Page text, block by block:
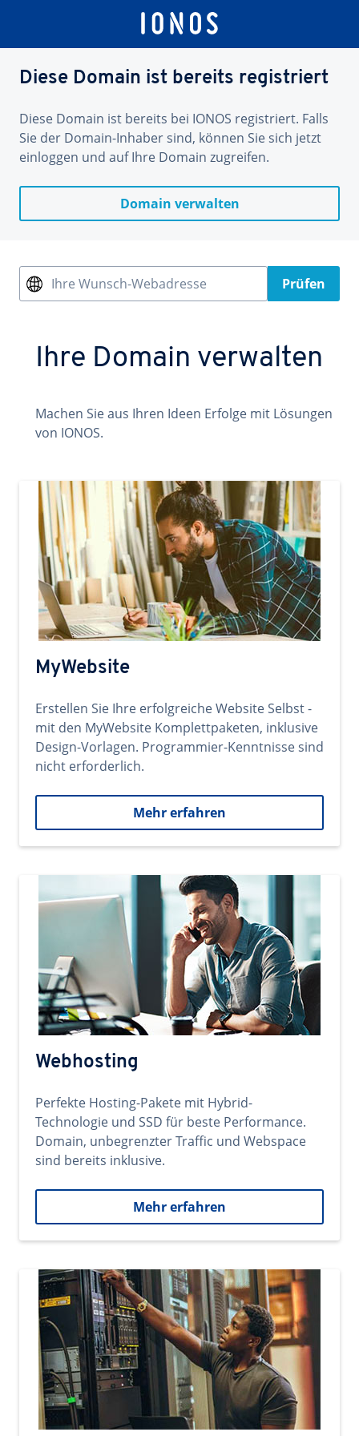
Diese Domain ist bereits registriert
Diese Domain ist bereits bei IONOS registriert. Falls
Sie der Domain-Inhaber sind, können Sie sich jetzt
einloggen und auf Ihre Domain zugreifen.
Domain verwalten
Ihre Wunsch-Webadresse Prüfen
Ihre Domain verwalten
Machen Sie aus Ihren Ideen Erfolge mit Lösungen
von IONOS.
MyWebsite
Erstellen Sie Ihre erfolgreiche Website Selbst -
mit den MyWebsite Komplettpaketen, inklusive
Design-Vorlagen. Programmier-Kenntnisse sind
nicht erforderlich.
Mehr erfahren
Webhosting
Perfekte Hosting-Pakete mit Hybrid-
Technologie und SSD für beste Performance.
Domain, unbegrenzter Traffic und Webspace
sind bereits inklusive.
Mehr erfahren